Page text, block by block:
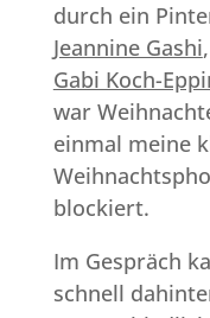
durch ein
Jeannine Gashi,
Gabi Koch-
war
einmal meine
blockiert.
Im Gespräch
schnell